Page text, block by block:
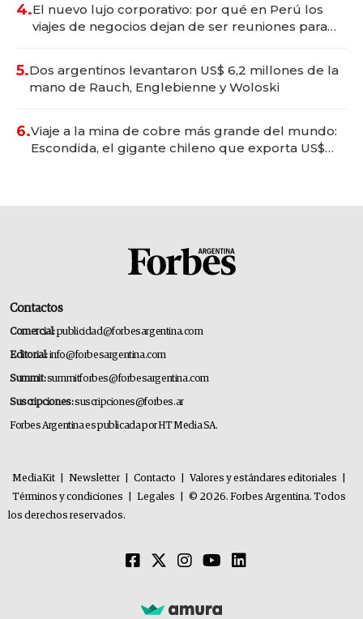
4.El nuevo lujo corporativo: por qué en Perú los
viajes de negocios dejan de ser reuniones para
5.Dos argentinos levantaron US$ 6,2 millones de la
mano de Rauch, Englebienne y Woloski
6.Viaje a la mina de cobre más grande del mundo:
Escondida, el gigante chileno que exporta US$
Contactos
Comercial:publicidad@forbesargentina.com
Editorial:info@forbesargentina.com
Summit:summitforbes@forbesargentina.com
Suscripciones:suscripciones@forbes.ar
Forbes Argentina es publicada por HT Media SA.
MediaKit Newsletter Contacto Valores y estándares editoriales
Términos y condiciones
Legales
© 2026. Forbes Argentina. Todos
los derechos reservados.